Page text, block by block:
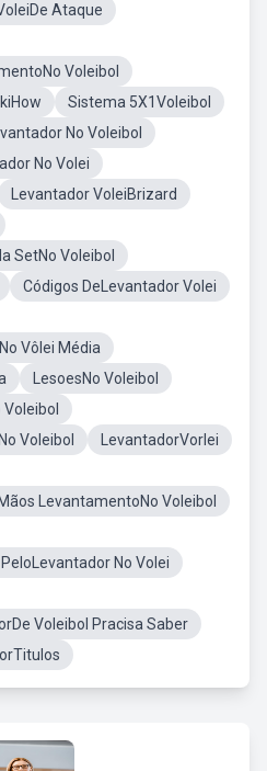
Ataque
Voleibol
Sistema 5X1Voleibol
No Voleibol
No Volei
Levantador VoleiBrizard
SetNo Voleibol
Códigos DeLevantador Volei
Vôlei Média
LesoesNo Voleibol
Voleibol
LevantadorVorlei
LevantamentoNo Voleibol
No Volei
Voleibol Pracisa Saber